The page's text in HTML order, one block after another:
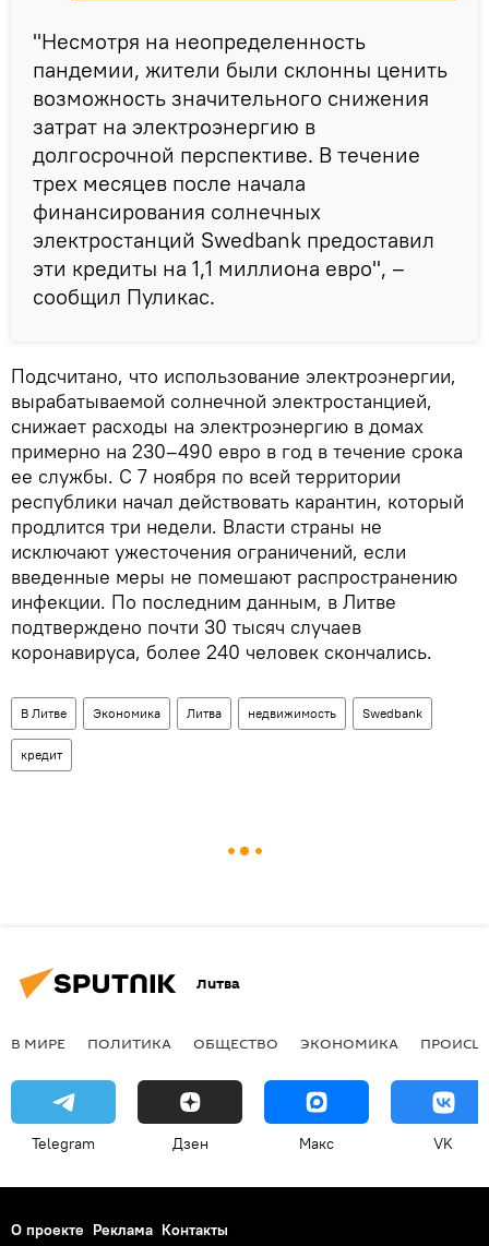
"Несмотря на неопределенность
пандемии, жители были склонны ценить
возможность значительного снижения
затрат на электроэнергию в
долгосрочной перспективе. В течение
трех месяцев после начала
финансирования солнечных
электростанций Swedbank предоставил
эти кредиты на 1,1 миллиона евро", –
сообщил Пуликас.
Подсчитано, что использование электроэнергии,
вырабатываемой солнечной электростанцией,
снижает расходы на электроэнергию в домах
примерно на 230–490 евро в год в течение срока
ее службы. С 7 ноября по всей территории
республики начал действовать карантин, который
продлится три недели. Власти страны не
исключают ужесточения ограничений, если
введенные меры не помешают распространению
инфекции. По последним данным, в Литве
подтверждено почти 30 тысяч случаев
коронавируса, более 240 человек скончались.
В Литве Экономика Литва недвижимость Swedbank
кредит
Литва
В МИРЕ ПОЛИТИКА ОБЩЕСТВО ЭКОНОМИКА
Telegram Дзен Макс VK
О проекте Реклама Контакты